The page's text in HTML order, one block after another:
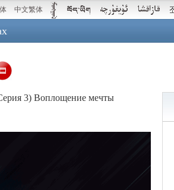
中文繁体
3) Воплощение мечты